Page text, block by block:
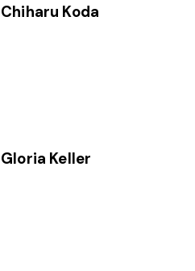
Chiharu Koda
Gloria Keller